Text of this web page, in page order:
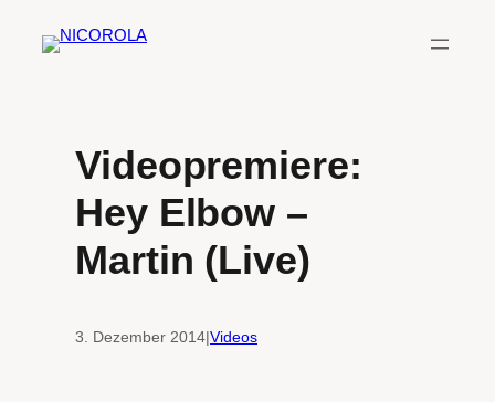
Inhalt
Videopremiere:
Hey Elbow –
Martin (Live)
3. Dezember 2014|Videos